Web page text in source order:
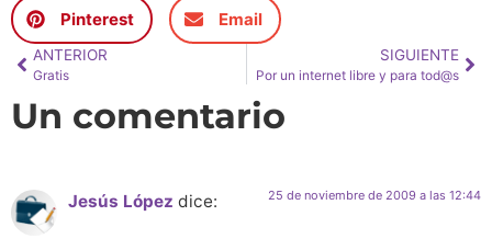
Pinterest Email
ANTERIOR
Gratis
SIGUIENTE
Por un internet libre y para tod@s
Un comentario
Jesús López dice: 25 de noviembre de 2009 a las 12:44